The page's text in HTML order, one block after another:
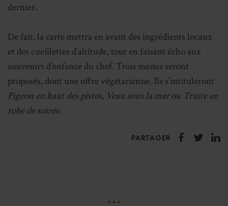
dernier.
De fait, la carte mettra en avant des ingrédients locaux
et des cueillettes d’altitude, tout en faisant écho aux
souvenirs d’enfance du chef. Trois menus seront
proposés, dont une offre végétarienne. Ils s’intituleront
Pigeon en haut des pistes, Veau sous la merou Truite en
robe de soirée.
PARTAGER